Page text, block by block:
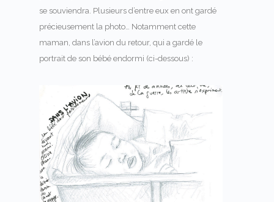
se souviendra. Plusieurs d’entre eux en ont gardé
précieusement la photo… Notamment cette
maman, dans l’avion du retour, qui a gardé le
portrait de son bébé endormi (ci-dessous) :